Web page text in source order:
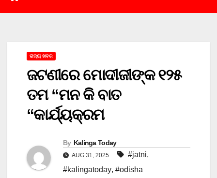
ରାଜ୍ୟ ଖବର
ଜଟଣୀରେ ମୋଦୀଜୀଙ୍କ ୧୨୫
ତମ “ମନ କି ବାତ
“କାର୍ଯ୍ୟକ୍ରମ
By Kalinga Today
AUG 31, 2025 #jatni,
#kalingatoday, #odisha